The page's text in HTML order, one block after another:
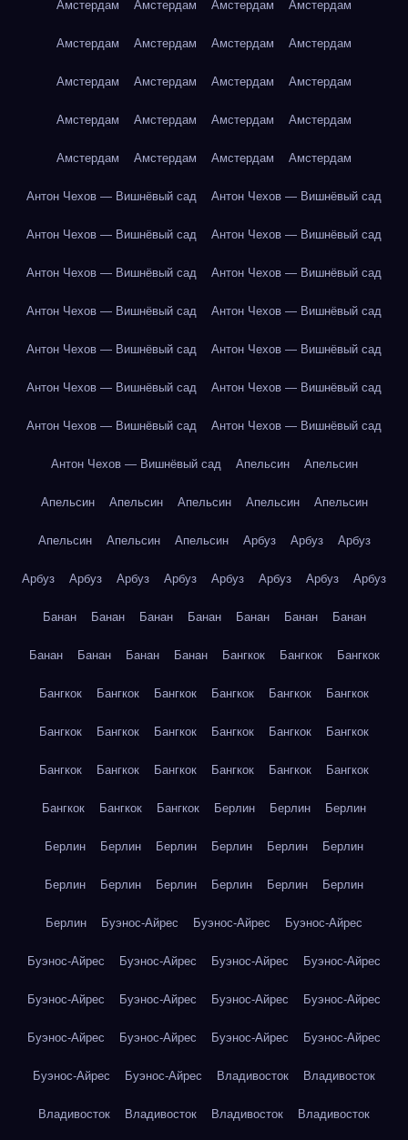
Амстердам Амстердам Амстердам Амстердам
Амстердам Амстердам Амстердам Амстердам
Амстердам Амстердам Амстердам Амстердам
Амстердам Амстердам Амстердам Амстердам
Амстердам Амстердам Амстердам Амстердам
Антон Чехов — Вишнёвый сад Антон Чехов — Вишнёвый сад
Антон Чехов — Вишнёвый сад Антон Чехов — Вишнёвый сад
Антон Чехов — Вишнёвый сад Антон Чехов — Вишнёвый сад
Антон Чехов — Вишнёвый сад Антон Чехов — Вишнёвый сад
Антон Чехов — Вишнёвый сад Антон Чехов — Вишнёвый сад
Антон Чехов — Вишнёвый сад Антон Чехов — Вишнёвый сад
Антон Чехов — Вишнёвый сад Антон Чехов — Вишнёвый сад
Антон Чехов — Вишнёвый сад Апельсин Апельсин
Апельсин Апельсин Апельсин Апельсин Апельсин
Апельсин Апельсин Апельсин Арбуз Арбуз Арбуз
Арбуз Арбуз Арбуз Арбуз Арбуз Арбуз Арбуз Арбуз
Банан Банан Банан Банан Банан Банан Банан
Банан Банан Банан Банан Бангкок Бангкок Бангкок
Бангкок Бангкок Бангкок Бангкок Бангкок Бангкок
Бангкок Бангкок Бангкок Бангкок Бангкок Бангкок
Бангкок Бангкок Бангкок Бангкок Бангкок Бангкок
Бангкок Бангкок Бангкок Берлин Берлин Берлин
Берлин Берлин Берлин Берлин Берлин Берлин
Берлин Берлин Берлин Берлин Берлин Берлин
Берлин Буэнос-Айрес Буэнос-Айрес Буэнос-Айрес
Буэнос-Айрес Буэнос-Айрес Буэнос-Айрес Буэнос-Айрес
Буэнос-Айрес Буэнос-Айрес Буэнос-Айрес Буэнос-Айрес
Буэнос-Айрес Буэнос-Айрес Буэнос-Айрес Буэнос-Айрес
Буэнос-Айрес Буэнос-Айрес Владивосток Владивосток
Владивосток Владивосток Владивосток Владивосток